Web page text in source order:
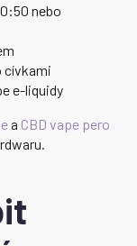
nebo
cívkami
e-liquidy
a CBD vape pero